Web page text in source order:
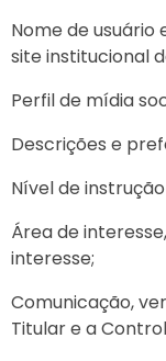
Nome de
site institucional
Perfil de mídia
Descrições e
Nível de
Área de
interesse;
Comunicação,
Titular e a